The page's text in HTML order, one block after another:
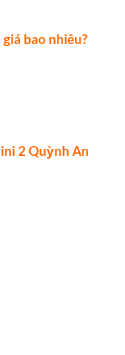
bao nhiêu?
2 Quỳnh An